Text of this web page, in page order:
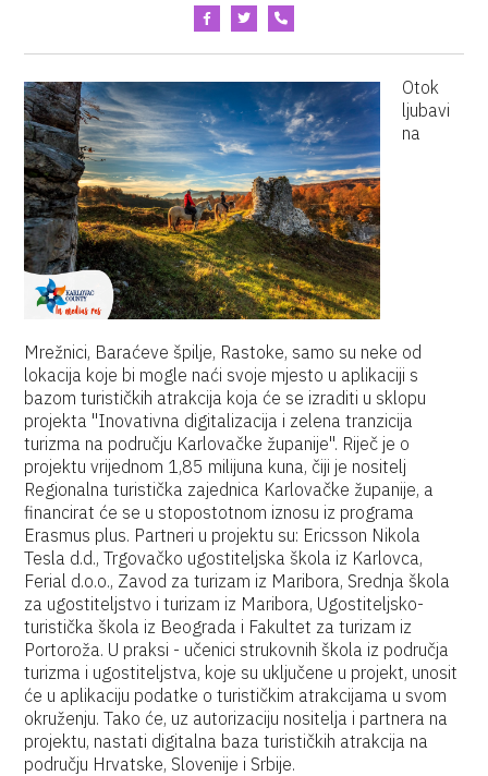
Otok
ljubavi
na
Mrežnici, Baraćeve špilje, Rastoke, samo su neke od
lokacija koje bi mogle naći svoje mjesto u aplikaciji s
bazom turističkih atrakcija koja će se izraditi u sklopu
projekta "Inovativna digitalizacija i zelena tranzicija
turizma na području Karlovačke županije". Riječ je o
projektu vrijednom 1,85 milijuna kuna, čiji je nositelj
Regionalna turistička zajednica Karlovačke županije, a
financirat će se u stopostotnom iznosu iz programa
Erasmus plus. Partneri u projektu su: Ericsson Nikola
Tesla d.d., Trgovačko ugostiteljska škola iz Karlovca,
Ferial d.o.o., Zavod za turizam iz Maribora, Srednja škola
za ugostiteljstvo i turizam iz Maribora, Ugostiteljsko-
turistička škola iz Beograda i Fakultet za turizam iz
Portoroža. U praksi - učenici strukovnih škola iz područja
turizma i ugostiteljstva, koje su uključene u projekt, unosit
će u aplikaciju podatke o turističkim atrakcijama u svom
okruženju. Tako će, uz autorizaciju nositelja i partnera na
projektu, nastati digitalna baza turističkih atrakcija na
području Hrvatske, Slovenije i Srbije.